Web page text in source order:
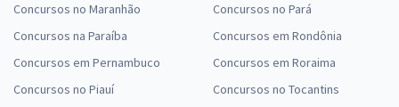
Concursos no Maranhão
Concursos na Paraíba
Concursos em Pernambuco
Concursos no Piauí
Concursos no Pará
Concursos em Rondônia
Concursos em Roraima
Concursos no Tocantins